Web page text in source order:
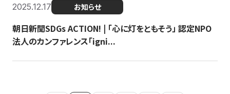
2025.12.17 お知らせ
朝日新聞SDGs ACTION! | 「心に灯をともそう」 認定NPO
法人のカンファレンス「igni...